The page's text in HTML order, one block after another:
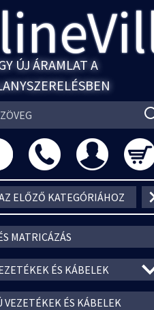
ÚJ ÁRAMLAT A
ELŐZŐ KATEGÓRIÁHOZ
MATRICÁZÁS
ÉS KÁBELEK
VEZETÉKEK ÉS KÁBELEK